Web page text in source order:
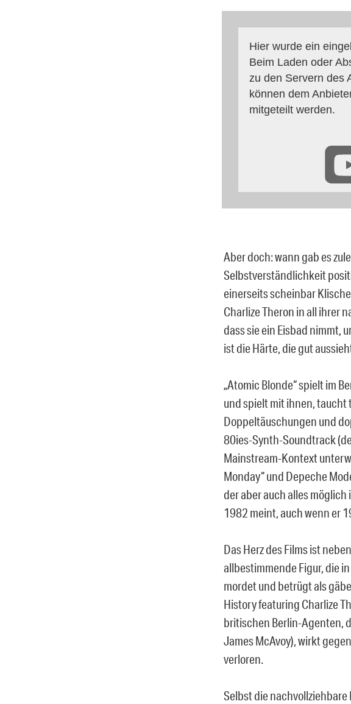
Hier wurde ein
Beim Laden oder
zu den Servern des
können dem
mitgeteilt werden.
Aber doch: wann gab es
Selbstverständlichkeit
einerseits scheinbar
Charlize Theron in all ihrer
dass sie ein Eisbad nimmt,
ist die Härte, die gut
„Atomic Blonde“ spielt im
und spielt mit ihnen,
Doppeltäuschungen und
80ies-Synth-Soundtrack
Mainstream-Kontext
Monday“ und Depeche
der aber auch alles
1982 meint, auch wenn er
Das Herz des Films ist
allbestimmende Figur, die
mordet und betrügt als
History featuring Charlize
britischen Berlin-Agenten,
James McAvoy), wirkt
verloren.
Selbst die